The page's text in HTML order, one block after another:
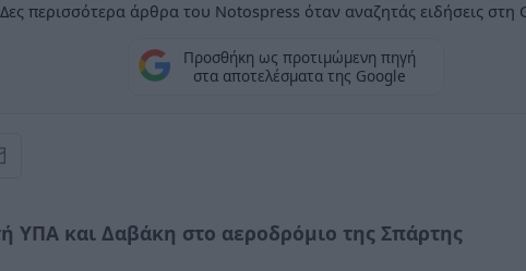
Δες περισσότερα άρθρα του Notospress όταν αναζητάς ειδήσεις στη
Προσθήκη ως προτιμώμενη πηγή
στα αποτελέσματα της Google
ΥΠΑ και Δαβάκη στο αεροδρόμιο της Σπάρτης